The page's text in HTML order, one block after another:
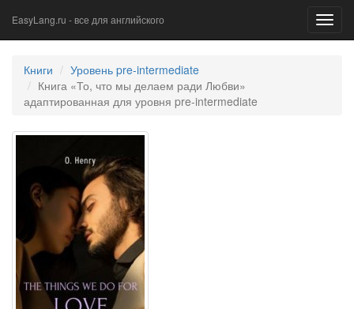
EasyLang.ru - все для английского
Книги
Уровень pre-intermediate
Книга «То, что мы делаем ради Любви»
адаптированная для уровня pre-intermediate